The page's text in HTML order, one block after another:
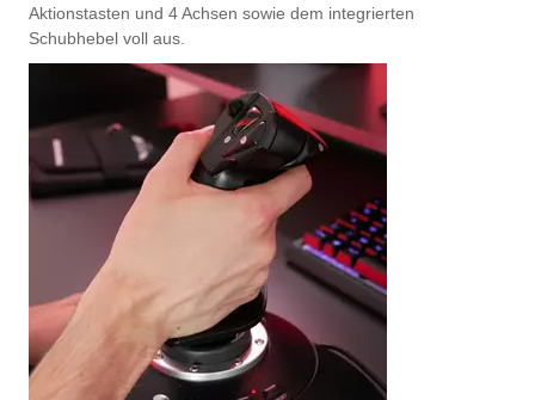
Aktionstasten und 4 Achsen sowie dem integrierten
Schubhebel voll aus.